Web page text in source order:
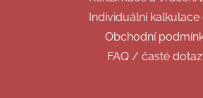
Individuální kalkulace
Obchodní
FAQ / časté